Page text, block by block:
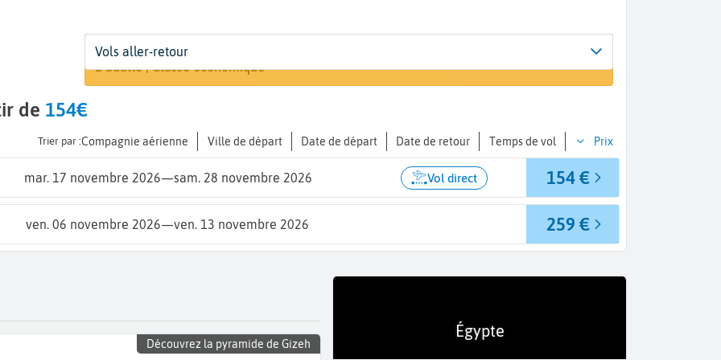
Départ
De... Gizeh (SPX)
Dates
Dates de votre voyage
Voyageurs | Classe
1 adulte | Classe économique
Vols aller-retour
de 154€
Trier par : Compagnie aérienne Ville de départ Date de départ Date de retour Temps de vol Prix
mar. 17 novembre 2026—sam. 28 novembre 2026 Vol direct 154 €
ven. 06 novembre 2026—ven. 13 novembre 2026 259 €
Découvrez la pyramide de Gizeh
Égypte